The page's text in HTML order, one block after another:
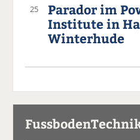
25
Parador im
Institute in
Winterhude